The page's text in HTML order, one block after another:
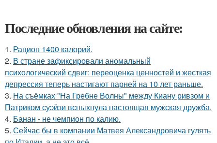
Последние обновления на сайте:
1. Рацион 1400 калорий.
2. В стране зафиксировали аномальный
психологический сдвиг: переоценка ценностей и жесткая
депрессия теперь настигают парней на 10 лет раньше.
3. На съёмках "На Гребне Волны" между Киану ривзом и
Патриком суэйзи вспыхнула настоящая мужская дружба.
4. Банан - не чемпион по калию.
5. Сейчас бы в компании Матвея Александровича гулять